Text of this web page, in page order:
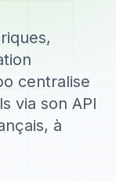
centralise
via son API
à